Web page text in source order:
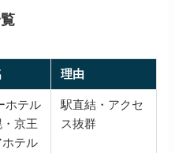
理由
ホテル
京王
テル
駅直結・アクセ
ス抜群